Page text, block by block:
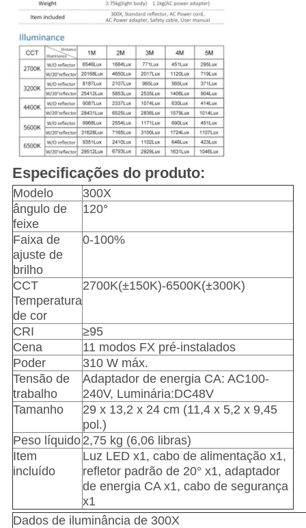
Especificações do produto:
Modelo
300X
ângulo de
feixe
120°
Faixa de
ajuste de
brilho
0-100%
CCT
Temperatura
de cor
2700K(±150K)-6500K(±300K)
CRI
≥95
Cena
11 modos FX pré-instalados
Poder
310 W máx.
Tensão de
trabalho
Adaptador de energia CA: AC100-
240V, Luminária:DC48V
Tamanho
29 x 13,2 x 24 cm (11,4 x 5,2 x 9,45
pol.)
Peso líquido 2,75 kg (6,06 libras)
Item
incluído
Luz LED x1, cabo de alimentação x1,
refletor padrão de 20° x1, adaptador
de energia CA x1, cabo de segurança
x1
Dados de iluminância de 300X